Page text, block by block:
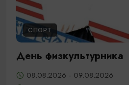
СПОРТ
День физкультурника
08.08.2026 - 09.08.2026